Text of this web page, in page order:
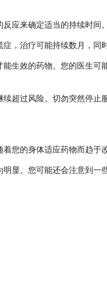
应来确定适当的持续时间。
，治疗可能持续数月，同
生效的药物。您的医生
超过风险。切勿突然停止
您的身体适应药物而趋于改
显。您可能还会注意到一